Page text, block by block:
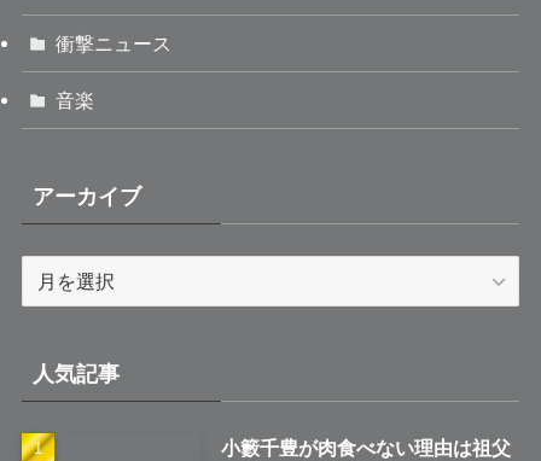
衝撃ニュース
音楽
アーカイブ
ブ
人気記事
小籔千豊が肉食べない理由は祖父